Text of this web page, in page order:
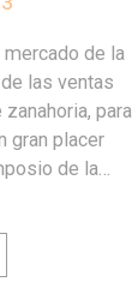
de la
las ventas
para
gran placer
de la…